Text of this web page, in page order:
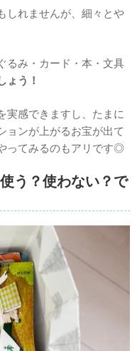
しれませんが、細々とや
るみ・カード・本・文具
ょう！
実感できますし、たまに
ョンが上がるお宝が出て
ってみるのもアリです◎
う？使わない？で